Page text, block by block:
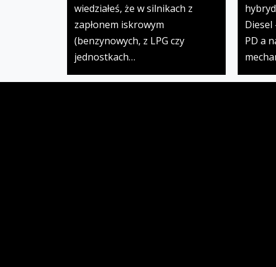
wiedziałeś, że w silnikach z
zapłonem iskrowym
(benzynowych, z LPG czy
jednostkach…
Diesel
PD a